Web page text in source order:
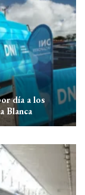
día a los
Blanca